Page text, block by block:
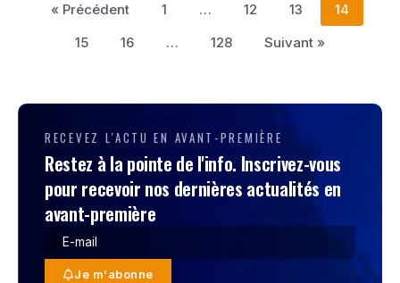
« Précédent 1 … 12 13
14
15
16 … 128 Suivant »
RECEVEZ L'ACTU EN AVANT-PREMIÈRE
Restez à la pointe de l'info. Inscrivez-vous
pour recevoir nos dernières actualités en
avant-première
Je m'abonne